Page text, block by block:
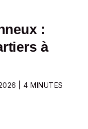
:
à
|4 MINUTES